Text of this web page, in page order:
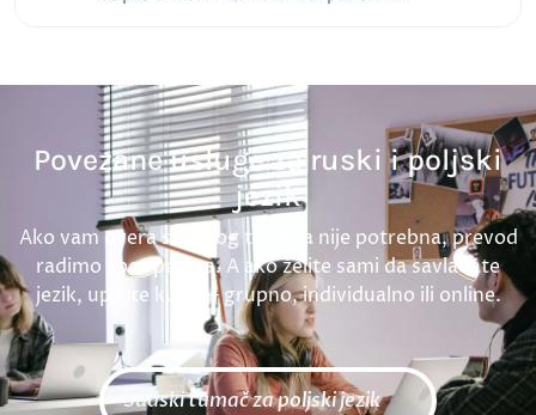
Povezane usluge za ruski i poljski
jezik
Ako vam overa sudskog tumača nije potrebna, prevod
radimo i bez pečata. A ako želite sami da savladate
jezik, upišite kurs — grupno, individualno ili online.
Sudski tumač za poljski jezik